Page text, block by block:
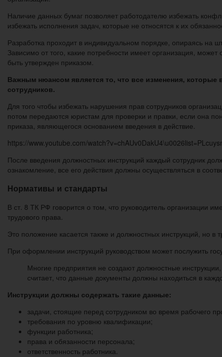
Наличие данных бумаг позволяет работодателю избежать
избежать исполнения задач, которые не относятся к их
Разработка проходит в индивидуальном порядке, опираясь на
Зависимо от того, какие потребности имеет организация,
быть утвержден приказом.
Важным нюансом является то, что все изменения,
сотрудников.
Для того чтобы избежать нарушения прав сотрудников
потом передаются юристам для проверки и правки, если она
приказа, являющегося основанием введения в действие.
https://www.youtube.com/
После введения должностных инструкций каждый сотрудник
ознакомление, все его действия должны осуществляться в
Нормативы и стандарты
В ст. 8 ТК РФ говорится о том, что руководитель организации
трудового права.
Это положение касается также и должностных инструкций, но в
При оформлении инструкций руководством может послужить
Многие предприятия не создают должностные
считает, что данные документы должны находиться в
Инструкции должны содержать такие данные:
задачи, стоящие перед сотрудником во время рабочего
требования по уровню квалификации;
функции работника;
права и обязанности персонала;
ответственность работника.